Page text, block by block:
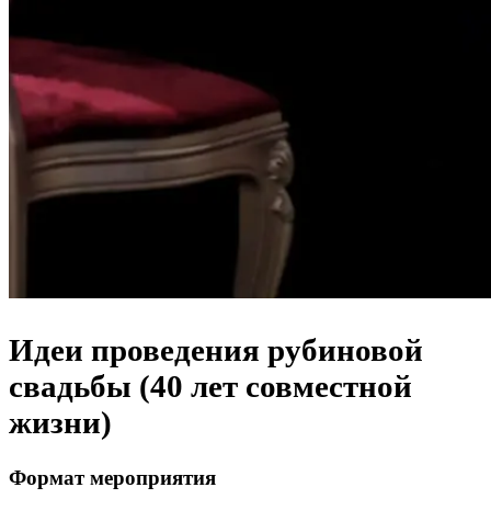
Идеи проведения рубиновой
свадьбы (40 лет совместной
жизни)
Формат мероприятия